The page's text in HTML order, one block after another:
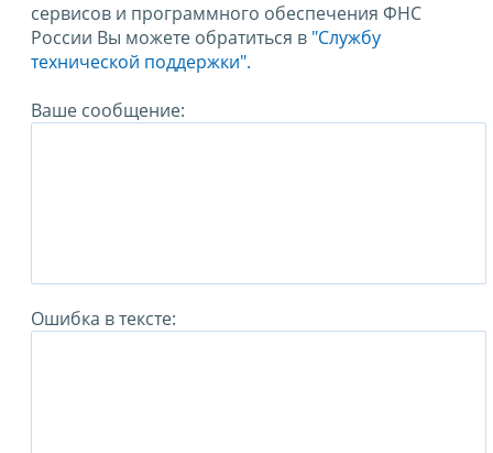
сервисов и программного обеспечения ФНС
России Вы можете обратиться в "Службу
технической поддержки".
Ваше сообщение:
Ошибка в тексте: